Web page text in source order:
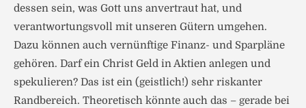
dessen sein, was Gott uns anvertraut hat, und
verantwortungsvoll mit unseren Gütern umgehen.
Dazu können auch vernünftige Finanz- und Sparpläne
gehören. Darf ein Christ Geld in Aktien anlegen und
spekulieren? Das ist ein (geistlich!) sehr riskanter
Randbereich. Theoretisch könnte auch das – gerade bei